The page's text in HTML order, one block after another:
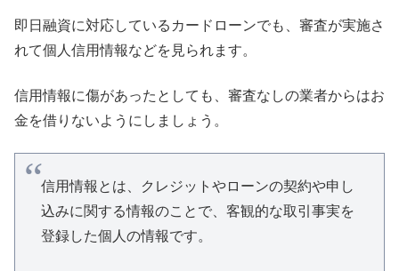
即日融資に対応しているカードローンでも、審査が実施さ
れて個人信用情報などを見られます。
信用情報に傷があったとしても、審査なしの業者からはお
金を借りないようにしましょう。
信用情報とは、クレジットやローンの契約や申し
込みに関する情報のことで、客観的な取引事実を
登録した個人の情報です。